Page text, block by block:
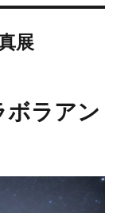
展
ボラアン